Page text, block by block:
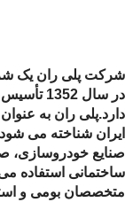
شرکت پلی ران یک
در سال
دارد.پلی ران به
ایران شناخته می
صنایع خودروسازی،
ساختمانی استفاده
متخصصان بومی و